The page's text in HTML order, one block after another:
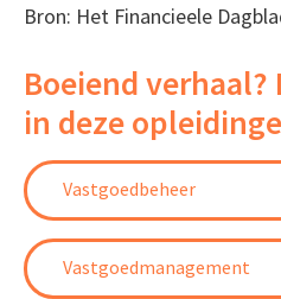
Bron: Het Financieele
Boeiend verhaal?
in deze
Vastgoedbeheer
Vastgoedmanagement